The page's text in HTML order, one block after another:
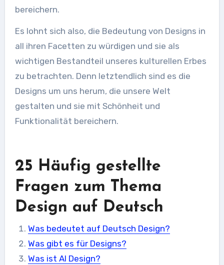
bereichern.
Es lohnt sich also, die Bedeutung von Designs in
all ihren Facetten zu würdigen und sie als
wichtigen Bestandteil unseres kulturellen Erbes
zu betrachten. Denn letztendlich sind es die
Designs um uns herum, die unsere Welt
gestalten und sie mit Schönheit und
Funktionalität bereichern.
25 Häufig gestellte
Fragen zum Thema
Design auf Deutsch
Was bedeutet auf Deutsch Design?
Was gibt es für Designs?
Was ist AI Design?